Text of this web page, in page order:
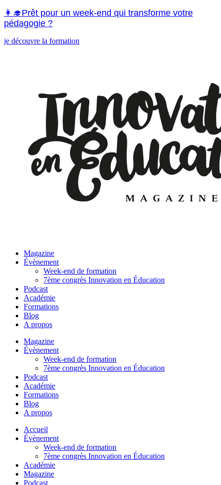
👩‍🎓Prêt pour un week-end qui transforme votre
pédagogie ?
je découvre la formation
Magazine
Évènement
Week-end de formation
7ème congrès Innovation en Éducation
Podcast
Académie
Formations
Blog
A propos
Magazine
Évènement
Week-end de formation
7ème congrès Innovation en Éducation
Podcast
Académie
Formations
Blog
A propos
Accueil
Évènement
Week-end de formation
7ème congrès Innovation en Éducation
Académie
Magazine
Podcast